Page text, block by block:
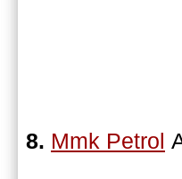
8. Mmk Petrol